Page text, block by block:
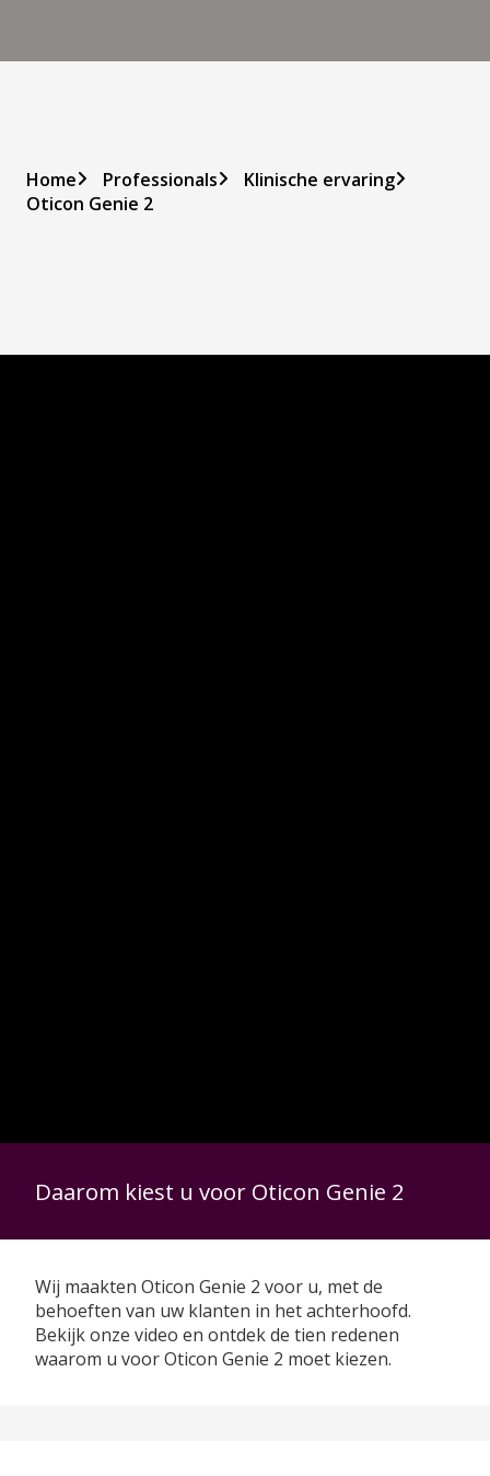
Home Professionals
Klinische ervaring
Oticon Genie 2
Daarom kiest u voor Oticon Genie 2
Wij maakten Oticon Genie 2 voor u, met de
behoeften van uw klanten in het achterhoofd.
Bekijk onze video en ontdek de tien redenen
waarom u voor Oticon Genie 2 moet kiezen.